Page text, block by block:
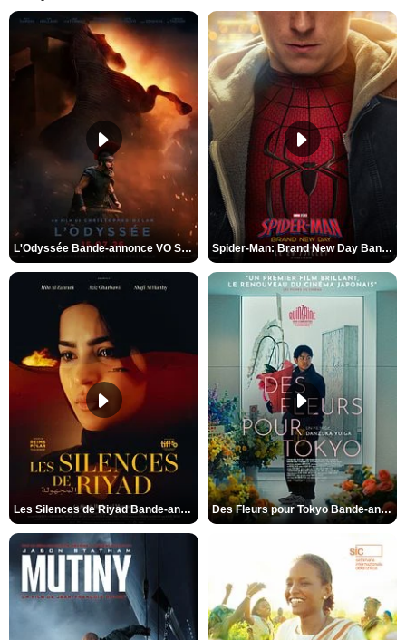
L'Odyssée Bande-annonce VO STFR Spider-Man: Brand New Day Bande-annonce VO STFR
Les Silences de Riyad Bande-annonce VO STFR Des Fleurs pour Tokyo Bande-annonce VO STFR